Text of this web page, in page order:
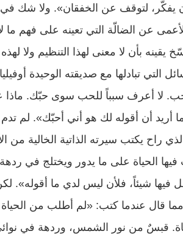
يفكّر، لتوقف عن الخفقان». ولا شك
عن الضالّة التي تعينه على فهم ما
يقينه بأن لا معنى لهذا التنظيم ولا لهذه
التي تبادلها مع صديقته الوحيدة
لا أعرف سبباً للحب سوى حبّك. ماذا
أريد أن أقوله لك هو أني أحبّك». لم تدم
راح يكتب سيرته الذاتية الخالية من
الحياة على ما يدور ويختلج في
فيها شيئاً، فلأن ليس لدي ما أقوله».
قال عندما كتب: «لم أطلب من الحياة
قبسٌ من نور الشمس، وردهة في